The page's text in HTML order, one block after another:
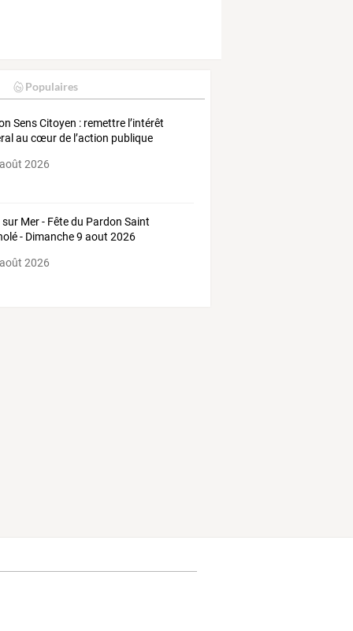
Populaires
Sens Citoyen : remettre l’intérêt
au cœur de l’action publique
2026
Mer - Fête du Pardon Saint
- Dimanche 9 aout 2026
2026